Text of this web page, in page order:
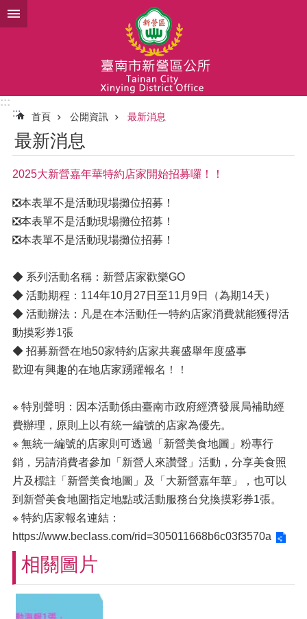
跳到主要內容區塊
:::
:::
首頁 公開資訊 最新消息
最新消息
2025大新營嘉年華特約店家開始招募囉！！
❎本表單不是活動現場攤位招募！
❎本表單不是活動現場攤位招募！
❎本表單不是活動現場攤位招募！
◆ 系列活動名稱：新營店家歡樂GO
◆ 活動期程：114年10月27日至11月9日（為期14天）
◆ 活動辦法：凡是在本活動任一特約店家消費就能獲得活
動摸彩券1張
◆ 招募新營在地50家特約店家共襄盛舉年度盛事
歡迎有興趣的在地店家踴躍報名！！
※ 特別聲明：因本活動係由臺南市政府經濟發展局補助經
費辦理，原則上以有統一編號的店家為優先。
※ 無統一編號的店家則可透過「新營美食地圖」粉專行
銷，另請消費者參加「新營人來讚聲」活動，分享美食照
片及標註「新營美食地圖」及「大新營嘉年華」，也可以
到新營美食地圖指定地點或活動服務台兌換摸彩券1張。
※ 特約店家報名連結：
https://www.beclass.com/rid=305011668b6c03f3570a
相關圖片